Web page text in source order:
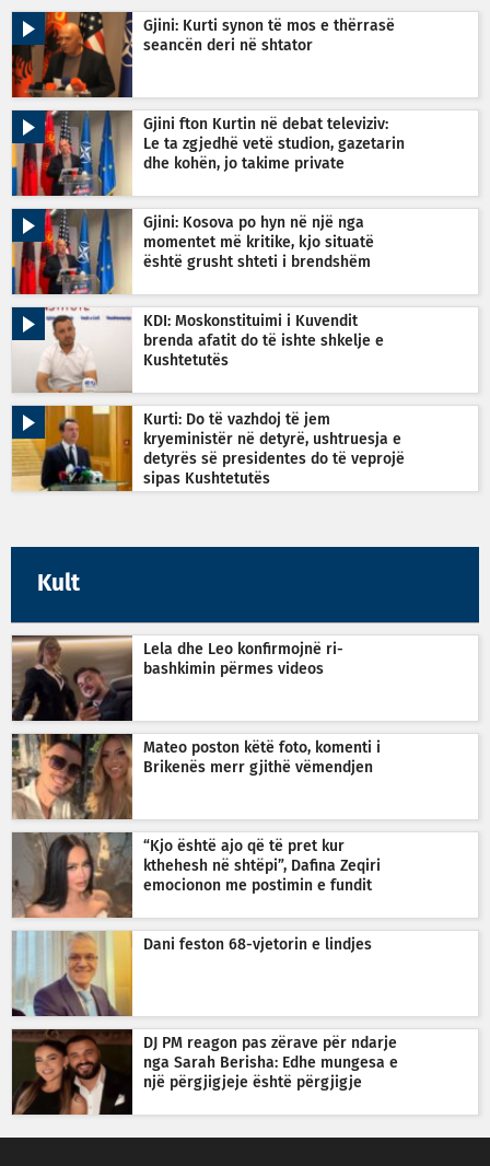
Gjini: Kurti synon të mos e thërrasë
seancën deri në shtator
Gjini fton Kurtin në debat televiziv:
Le ta zgjedhë vetë studion, gazetarin
dhe kohën, jo takime private
Gjini: Kosova po hyn në një nga
momentet më kritike, kjo situatë
është grusht shteti i brendshëm
KDI: Moskonstituimi i Kuvendit
brenda afatit do të ishte shkelje e
Kushtetutës
Kurti: Do të vazhdoj të jem
kryeministër në detyrë, ushtruesja e
detyrës së presidentes do të veprojë
sipas Kushtetutës
Kult
Lela dhe Leo konfirmojnë ri-
bashkimin përmes videos
Mateo poston këtë foto, komenti i
Brikenës merr gjithë vëmendjen
“Kjo është ajo që të pret kur
kthehesh në shtëpi”, Dafina Zeqiri
emocionon me postimin e fundit
Dani feston 68-vjetorin e lindjes
DJ PM reagon pas zërave për ndarje
nga Sarah Berisha: Edhe mungesa e
një përgjigjeje është përgjigje